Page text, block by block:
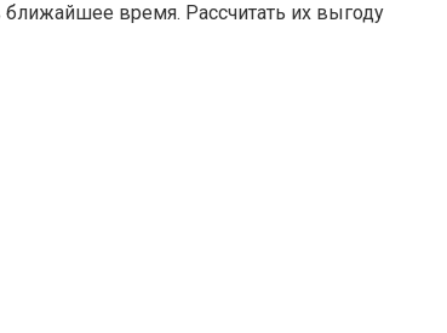
время. Рассчитать их выгоду